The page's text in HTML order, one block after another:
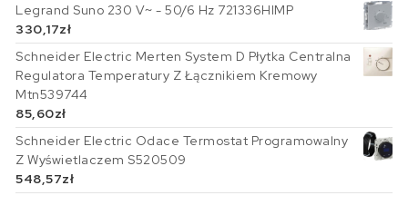
Legrand Suno 230 V~ - 50/6 Hz 721336HIMP
330,17zł
Schneider Electric Merten System D Płytka Centralna
Regulatora Temperatury Z Łącznikiem Kremowy
Mtn539744
85,60zł
Schneider Electric Odace Termostat Programowalny
Z Wyświetlaczem S520509
548,57zł